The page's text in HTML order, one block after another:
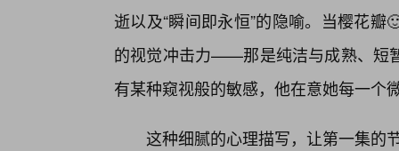
逝以及“瞬间即永恒”的隐喻。当樱花
的视觉冲击力——那是纯洁与成熟、短
有某种窥视般的敏感，他在意她每一个
这种细腻的心理描写，让第一集的